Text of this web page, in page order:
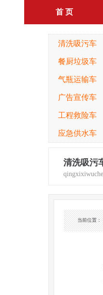
首 页
清洗吸污车
餐厨垃圾车
气瓶运输车
广告宣传车
工程救险车
应急供水车
清洗吸污
qingxixiwuche
当前位置：